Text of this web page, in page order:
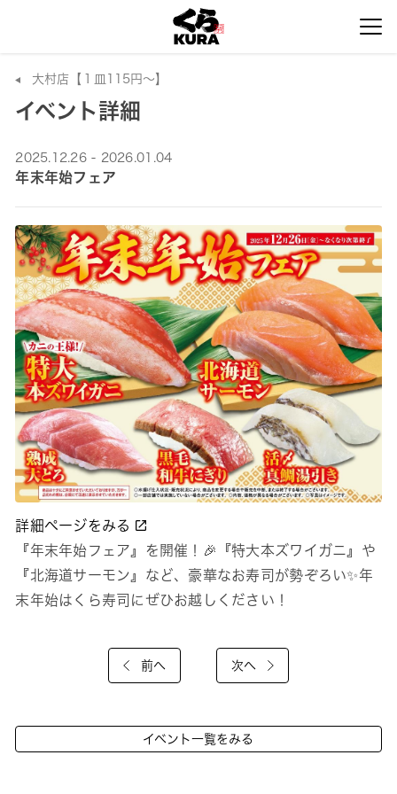
大村店【１皿115円～】
イベント詳細
2025.12.26 - 2026.01.04
年末年始フェア
詳細ページをみる
『年末年始フェア』を開催！🎉『特大本ズワイガニ』や
『北海道サーモン』など、豪華なお寿司が勢ぞろい✨年
末年始はくら寿司にぜひお越しください！
前へ 次へ
イベント一覧をみる